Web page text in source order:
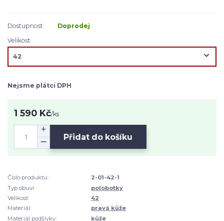
Dostupnost
Doprodej
Velikost
Nejsme plátci DPH
1 590 Kč/ks
Přidat do košíku
Číslo produktu:
2-01-42-1
Typ obuvi:
polobotky
Velikost:
42
Materiál:
pravá kůže
Materiál podšívky:
kůže